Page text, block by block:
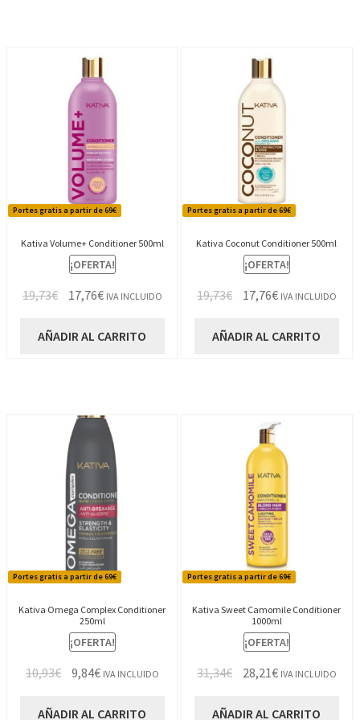
Portes gratis a partir de 69€
Kativa Volume+ Conditioner 500ml
¡OFERTA!
19,73€ El
original
17,76€El
actual
IVA INCLUIDO
AÑADIR AL CARRITO
Portes gratis a partir de 69€
Kativa Coconut Conditioner 500ml
¡OFERTA!
19,73€
El
original
17,76€El
actual
IVA INCLUIDO
AÑADIR AL CARRITO
Portes gratis a partir de 69€
Kativa Omega Complex Conditioner
250ml
¡OFERTA!
10,93€ El
original
9,84€El
actual
IVA INCLUIDO
AÑADIR AL CARRITO
Portes gratis a partir de 69€
Kativa Sweet Camomile Conditioner
1000ml
¡OFERTA!
31,34€
El
original
28,21€El
actual
IVA INCLUIDO
AÑADIR AL CARRITO